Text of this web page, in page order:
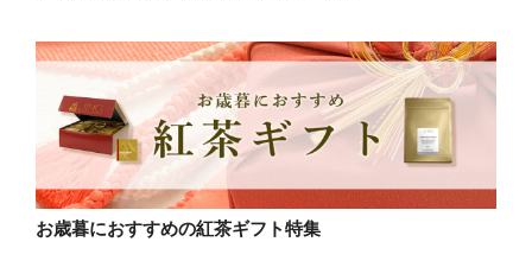
お歳暮におすすめの紅茶ギフト特集